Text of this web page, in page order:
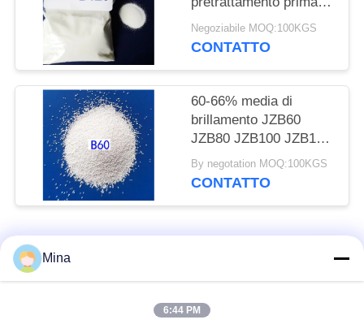
del rivestimento dal
brillamento bagnato
Negoziabile MOQ:100KGS
CONTATTO
60-66% media di
brillamento JZB60
JZB80 JZB100 JZB120
della perla ceramica
ZrO2 per le parti di
By negotation MOQ:100KGS
CONTATTO
Categorie popolari
Media di brillamento
Mina
6:44 PM